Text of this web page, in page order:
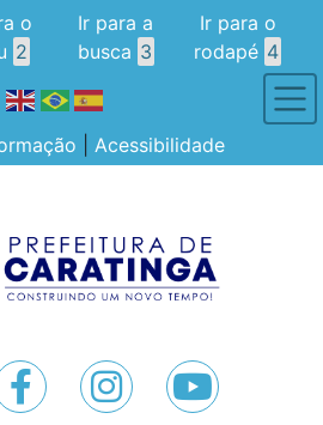
o
2
Ir para a
busca 3
Ir para o
rodapé 4
Acessibilidade